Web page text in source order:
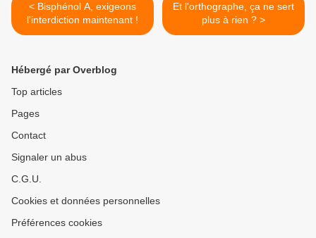
< Bisphénol A, exigeons
l'interdiction maintenant !
Et l'orthographe, ça ne sert
plus à rien ? >
Hébergé par Overblog
Top articles
Pages
Contact
Signaler un abus
C.G.U.
Cookies et données personnelles
Préférences cookies